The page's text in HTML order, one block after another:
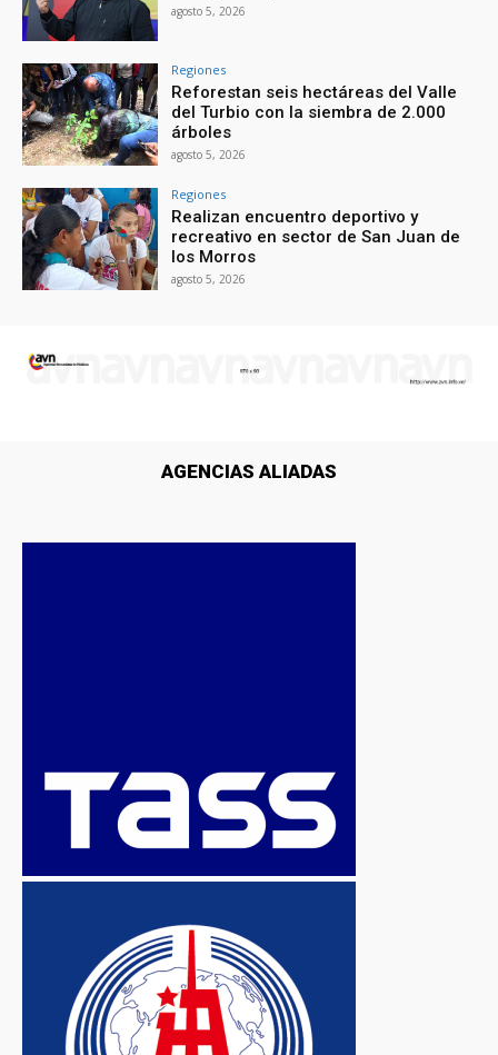
agosto 5, 2026
Regiones
Reforestan seis hectáreas del Valle
del Turbio con la siembra de 2.000
árboles
agosto 5, 2026
Regiones
Realizan encuentro deportivo y
recreativo en sector de San Juan de
los Morros
agosto 5, 2026
AGENCIAS ALIADAS